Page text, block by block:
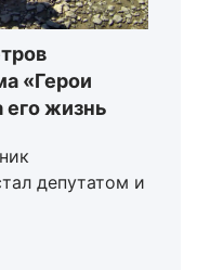
«Герои
жизнь
депутатом и